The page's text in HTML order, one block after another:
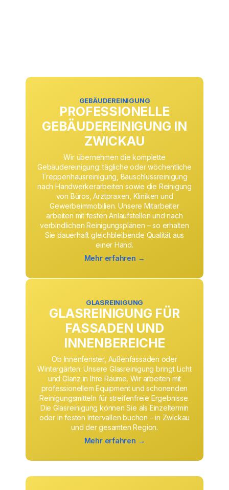
GEBÄUDEREINIGUNG
PROFESSIONELLE
GEBÄUDEREINIGUNG IN
ZWICKAU
Wir übernehmen die komplette
Gebäudereinigung: tägliche oder wöchentliche
Treppenhausreinigung, Bauschlussreinigung
nach Handwerkerarbeiten sowie die Reinigung
von Büros, Arztpraxen, Kliniken und
Gewerbeimmobilien. Unsere Mitarbeiter
arbeiten mit festen Anlaufstellen und nach
verbindlichen Reinigungsplänen – so erhalten
Sie dauerhaft gleichbleibende Qualität aus
einer Hand.
Mehr erfahren →
GLASREINIGUNG
GLASREINIGUNG FÜR
FASSADEN UND
INNENBEREICHE
Ob Innenfenster, Außenfassaden oder
Wintergärten: Unsere Glasreinigung bringt Licht
und Glanz in Ihre Räume. Wir arbeiten mit
professionellem Equipment und schonenden
Reinigungsmitteln für streifenfreie Ergebnisse.
Die Glasreinigung können Sie als Einzeltermin
oder in festen Intervallen buchen – in Zwickau
und der gesamten Region.
Mehr erfahren →